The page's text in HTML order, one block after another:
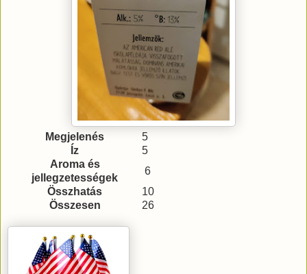
Megjelenés
5
Íz
5
Aroma és
jellegzetességek
6
Összhatás
10
Összesen
26